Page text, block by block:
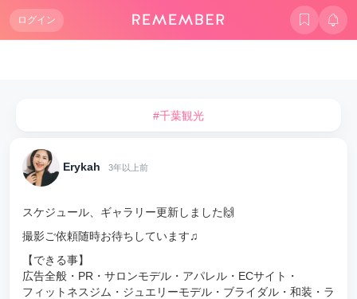
ログイン
#千葉観光
Erykah 3年以上前
スケジュール、ギャラリー更新しました🙌
撮影ご依頼随時お待ちしています♫
【できる事】
広告全般・PR・サロンモデル・アパレル・ECサイト・
フィットネスジム・ジュエリーモデル・ブライダル・和装・ラ